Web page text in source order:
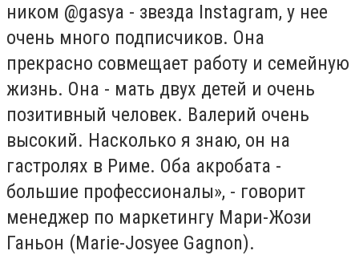
ником @gasya - звезда Instagram, у нее
очень много подписчиков. Она
прекрасно совмещает работу и семейную
жизнь. Она - мать двух детей и очень
позитивный человек. Валерий очень
высокий. Насколько я знаю, он на
гастролях в Риме. Оба акробата -
большие профессионалы», - говорит
менеджер по маркетингу Мари-Жози
Ганьон (Marie-Josyee Gagnon).